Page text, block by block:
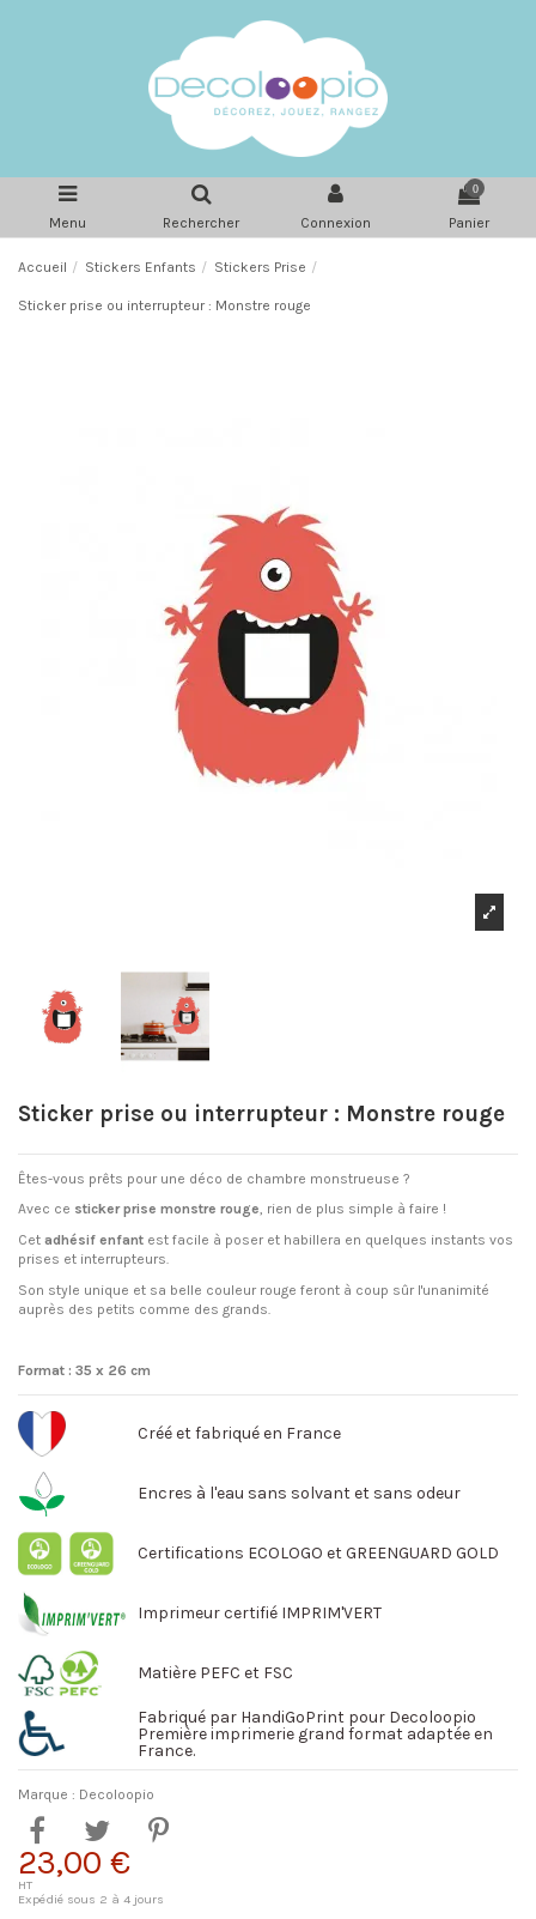
Menu Rechercher Connexion
0
Panier
Accueil Stickers Enfants Stickers Prise
Sticker prise ou interrupteur : Monstre rouge
Sticker prise ou interrupteur : Monstre rouge
Êtes-vous prêts pour une déco de chambre monstrueuse ?
Avec ce sticker prise monstre rouge, rien de plus simple à faire !
Cet adhésif enfant est facile à poser et habillera en quelques instants vos
prises et interrupteurs.
Son style unique et sa belle couleur rouge feront à coup sûr l'unanimité
auprès des petits comme des grands.
Format : 35 x 26 cm
Créé et fabriqué en France
Encres à l'eau sans solvant et sans odeur
Certifications ECOLOGO et GREENGUARD GOLD
Imprimeur certifié IMPRIM'VERT
Matière PEFC et FSC
Fabriqué par HandiGoPrint pour Decoloopio
Première imprimerie grand format adaptée en
France.
Marque : Decoloopio
23,00 €
HT
Expédié sous 2 à 4 jours